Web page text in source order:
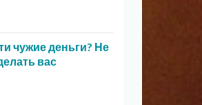
чужие деньги? Не
вас